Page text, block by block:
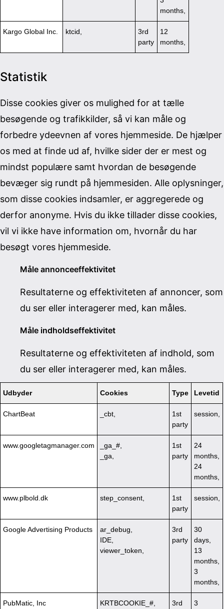
months,
Kargo Global Inc. ktcid,
3rd
party
12
months,
Statistik
Disse cookies giver os mulighed for at tælle
besøgende og trafikkilder, så vi kan måle og
forbedre ydeevnen af vores hjemmeside. De hjælper
os med at finde ud af, hvilke sider der er mest og
mindst populære samt hvordan de besøgende
bevæger sig rundt på hjemmesiden. Alle oplysninger,
som disse cookies indsamler, er aggregerede og
derfor anonyme. Hvis du ikke tillader disse cookies,
vil vi ikke have information om, hvornår du har
besøgt vores hjemmeside.
Måle annonceeffektivitet
Resultaterne og effektiviteten af annoncer, som
du ser eller interagerer med, kan måles.
Måle indholdseffektivitet
Resultaterne og effektiviteten af indhold, som
du ser eller interagerer med, kan måles.
Udbyder Cookies Type Levetid
ChartBeat _cbt,
1st
party
session,
www.googletagmanager.com
_ga_#,
_ga,
1st
party
24
months,
24
months,
www.plbold.dk step_consent,
1st
party
session,
Google Advertising Products
ar_debug,
IDE,
viewer_token,
3rd
party
30
days,
13
months,
3
months,
PubMatic, Inc
KRTBCOOKIE_#,
3rd
3